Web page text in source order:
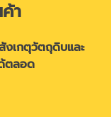
า
งเกตุวัตถุดิบและ
ด้ตลอด